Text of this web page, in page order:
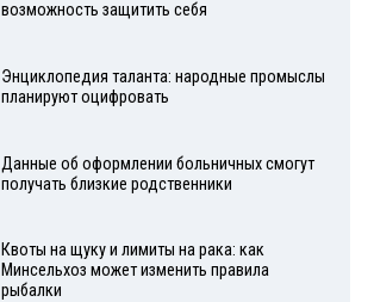
возможность защитить себя
Энциклопедия таланта: народные промыслы
планируют оцифровать
Данные об оформлении больничных смогут
получать близкие родственники
Квоты на щуку и лимиты на рака: как
Минсельхоз может изменить правила
рыбалки